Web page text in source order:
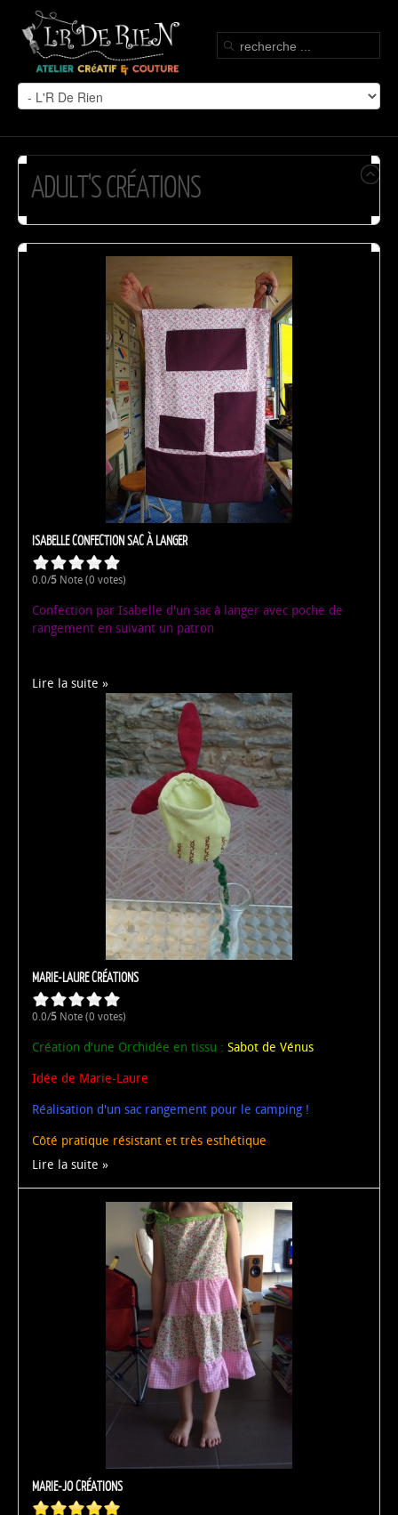
ADULT'S CRÉATIONS
ISABELLE CONFECTION SAC À LANGER
0.0/5 Note (0 votes)
Confection par Isabelle d'un sac à langer avec poche de
rangement en suivant un patron
Lire la suite
MARIE-LAURE CRÉATIONS
0.0/5 Note (0 votes)
Création d'une Orchidée en tissu : Sabot de Vénus
Idée de Marie-Laure
Réalisation d'un sac rangement pour le camping !
Côté pratique résistant et très esthétique
Lire la suite
MARIE-JO CRÉATIONS